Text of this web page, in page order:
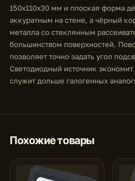
150x110x30 мм и плоская форма
аккуратным на стене, а чёрный
металла со стеклянным
большинством поверхностей.
позволяет точно задать угол
Светодиодный источник
служит дольше галогенных
Похожие товары